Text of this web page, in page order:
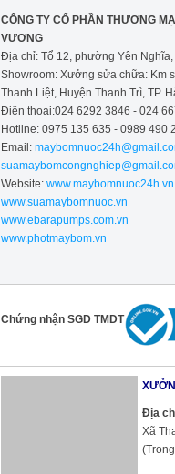
CÔNG TY CỔ PHẦN THƯƠNG
VƯƠNG
Địa chỉ: Tổ 12, phường Yên
Showroom: Xưởng sửa chữa: Km
Thanh Liệt, Huyện Thanh Trì, TP.
Điện thoại:024 6292 3846 - 024
Hotline: 0975 135 635 - 0989 490
Email:
Website:www.maybomnuoc24h.vn
www.suamaybomnuoc.vn
www.ebarapumps.com.vn
www.photmaybom.vn
Chứng nhận SGD TMDT
Địa
Xã